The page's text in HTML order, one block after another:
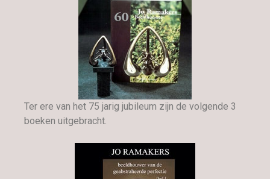
Ter ere van het 75 jarig jubileum zijn de volgende 3
boeken uitgebracht.